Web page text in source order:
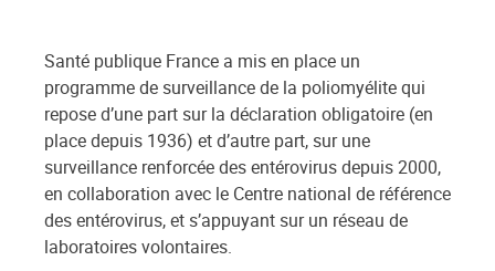
Santé publique France a mis en place un
programme de surveillance de la poliomyélite qui
repose d’une part sur la déclaration obligatoire (en
place depuis 1936) et d’autre part, sur une
surveillance renforcée des entérovirus depuis 2000,
en collaboration avec le Centre national de référence
des entérovirus, et s’appuyant sur un réseau de
laboratoires volontaires.